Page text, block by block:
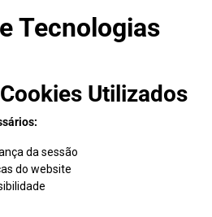
Tecnologias
Utilizados
da sessão
do website